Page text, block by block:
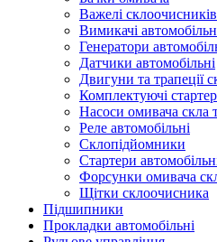
Важелі склоочисників
Вимикачі
Генератори
Датчики автомобільні
Двигуни та трапеції
Комплектуючі
Насоси омивача скла
Реле автомобільні
Склопідйомники
Стартери
Форсунки омивача
Щітки склоочисника
Підшипники
Прокладки автомобільні